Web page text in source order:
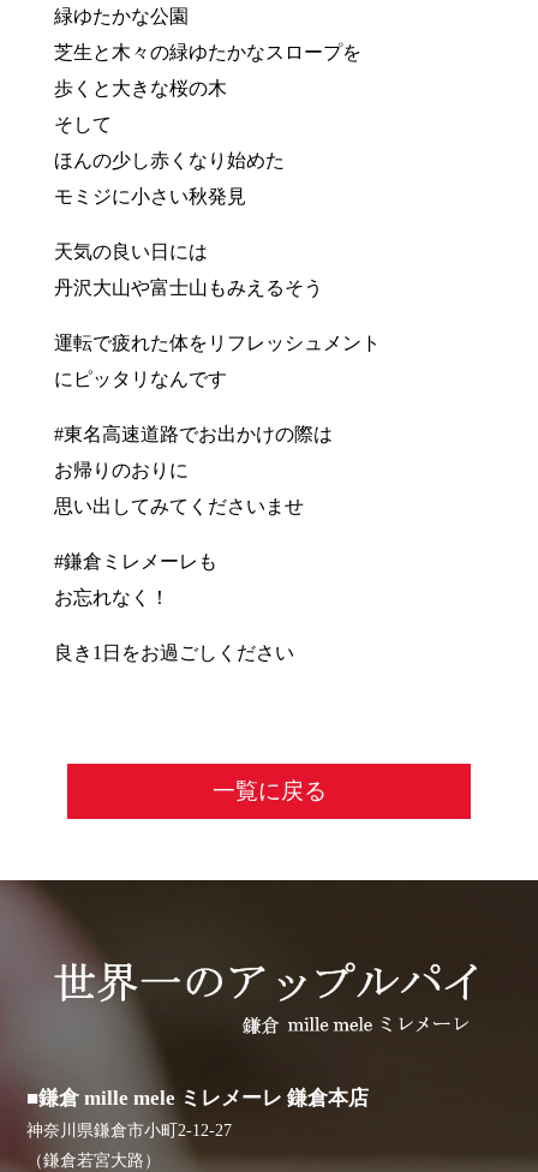
緑ゆたかな公園
芝生と木々の緑ゆたかなスロープを
歩くと大きな桜の木
そして
ほんの少し赤くなり始めた
モミジに小さい秋発見
天気の良い日には
丹沢大山や富士山もみえるそう
運転で疲れた体をリフレッシュメント
にピッタリなんです
#東名高速道路でお出かけの際は
お帰りのおりに
思い出してみてくださいませ
#鎌倉ミレメーレも
お忘れなく！
良き1日をお過ごしください
一覧に戻る
■鎌倉 mille mele ミレメーレ 鎌倉本店
神奈川県鎌倉市小町2-12-27
（鎌倉若宮大路）